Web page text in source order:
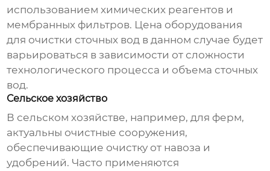
использованием химических реагентов и
мембранных фильтров. Цена оборудования
для очистки сточных вод в данном случае будет
варьироваться в зависимости от сложности
технологического процесса и объема сточных
вод.
Сельское хозяйство
В сельском хозяйстве, например, для ферм,
актуальны очистные сооружения,
обеспечивающие очистку от навоза и
удобрений. Часто применяются